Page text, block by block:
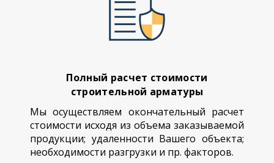
Полный расчет стоимости
строительной арматуры
Мы осуществляем окончательный расчет
стоимости исходя из объема заказываемой
продукции; удаленности Вашего объекта;
необходимости разгрузки и пр. факторов.